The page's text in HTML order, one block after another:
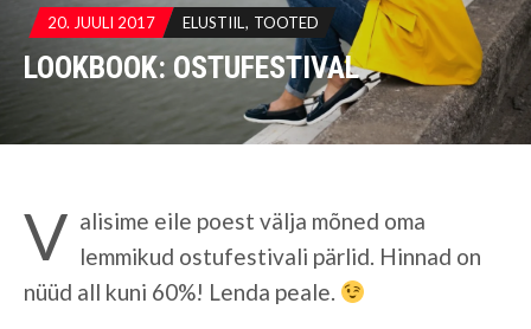
20. JUULI 2017 ELUSTIIL TOOTED
LOOKBOOK: OSTUFESTIVAL
V alisime eile poest välja mõned oma
lemmikud ostufestivali pärlid. Hinnad on
nüüd all kuni 60%! Lenda peale.